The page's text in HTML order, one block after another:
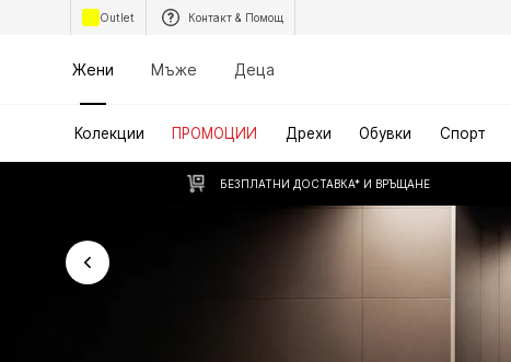
Outlet Контакт & Помощ
Жени Мъже Деца
Колекции ПРОМОЦИИ Дрехи Обувки Спорт
БЕЗПЛАТНИ ДОСТАВКА* И ВРЪЩАНЕ